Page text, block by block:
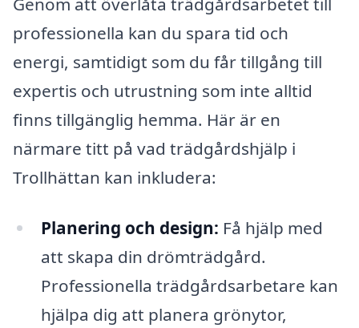
professionella kan du spara tid och
energi, samtidigt som du får tillgång till
expertis och utrustning som inte alltid
finns tillgänglig hemma. Här är en
närmare titt på vad trädgårdshjälp i
Trollhättan kan inkludera:
Planering och design: Få hjälp med
att skapa din drömträdgård.
Professionella trädgårdsarbetare kan
hjälpa dig att planera grönytor,